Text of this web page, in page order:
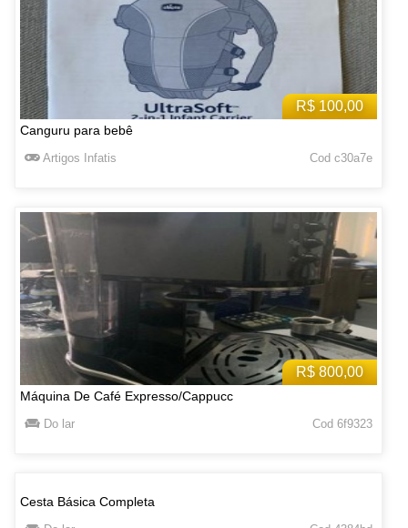
R$ 100,00
Canguru para bebê
Artigos Infatis Cod c30a7e
R$ 800,00
Máquina De Café Expresso/Cappucc
Do lar Cod 6f9323
Cesta Básica Completa